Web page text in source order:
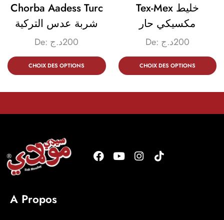
Chorba Aadess Turc
شربة عدس التركية
De: 200د.ج
CHOIX DES OPTIONS
Tex-Mex خليط
مكسيكي حار
De: 200د.ج
CHOIX DES OPTIONS
A Propos